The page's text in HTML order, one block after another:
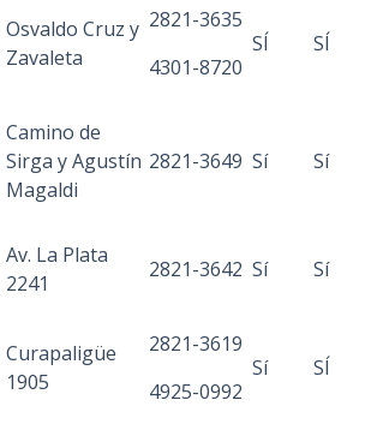
Osvaldo Cruz y
Zavaleta
2821-3635
4301-8720
SÍ SÍ
Camino de
Sirga y Agustín
Magaldi
2821-3649 Sí Sí
Av. La Plata
2241
2821-3642 Sí Sí
Curapaligüe
1905
2821-3619
4925-0992
Sí SÍ